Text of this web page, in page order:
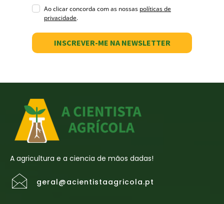
Ao clicar concorda com as nossas políticas de
privacidade.
INSCREVER-ME NA NEWSLETTER
A agricultura e a ciencia de mãos dadas!
geral@acientistaagricola.pt